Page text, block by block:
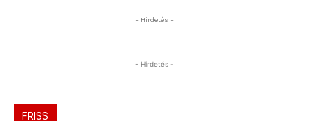
- Hirdetés -
- Hirdetés -
FRISS